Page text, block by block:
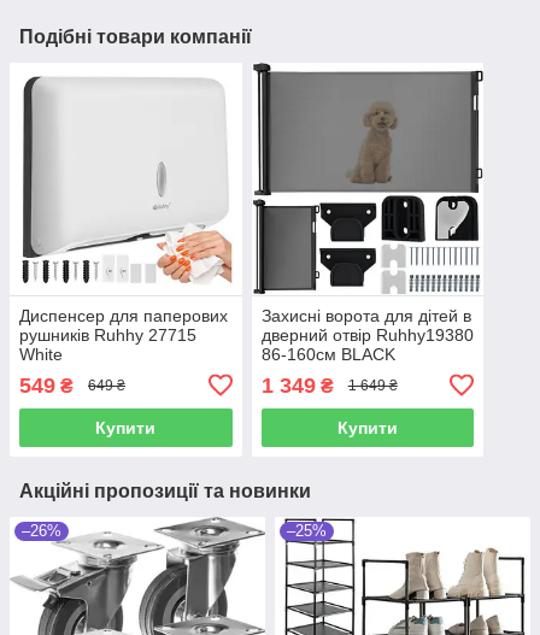
Подібні товари компанії
Диспенсер для паперових
рушників Ruhhy 27715
White
549 ₴ 649 ₴
Купити
Захисні ворота для дітей в
дверний отвір Ruhhy19380
86-160см BLACK
1 349₴ 1 649 ₴
Купити
Акційні пропозиції та новинки
–26% –25%